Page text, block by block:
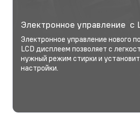
Электронное управление с
Электронное управление нового
LCD дисплеем позволяет с
нужный режим стирки и
настройки.